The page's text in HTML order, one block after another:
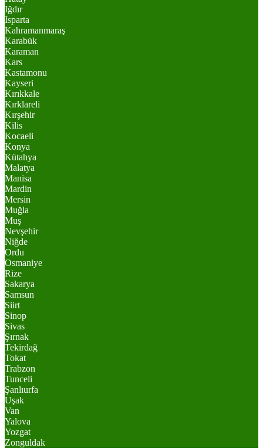
Iğdır
Isparta
Kahramanmaraş
Karabük
Karaman
Kars
Kastamonu
Kayseri
Kırıkkale
Kırklareli
Kırşehir
Kilis
Kocaeli
Konya
Kütahya
Malatya
Manisa
Mardin
Mersin
Muğla
Muş
Nevşehir
Niğde
Ordu
Osmaniye
Rize
Sakarya
Samsun
Siirt
Sinop
Sivas
Şırnak
Tekirdağ
Tokat
Trabzon
Tunceli
Şanlıurfa
Uşak
Van
Yalova
Yozgat
Zonguldak